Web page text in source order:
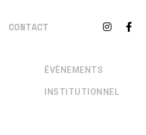
CONTACT
ÉVÈNEMENTS
INSTITUTIONNEL